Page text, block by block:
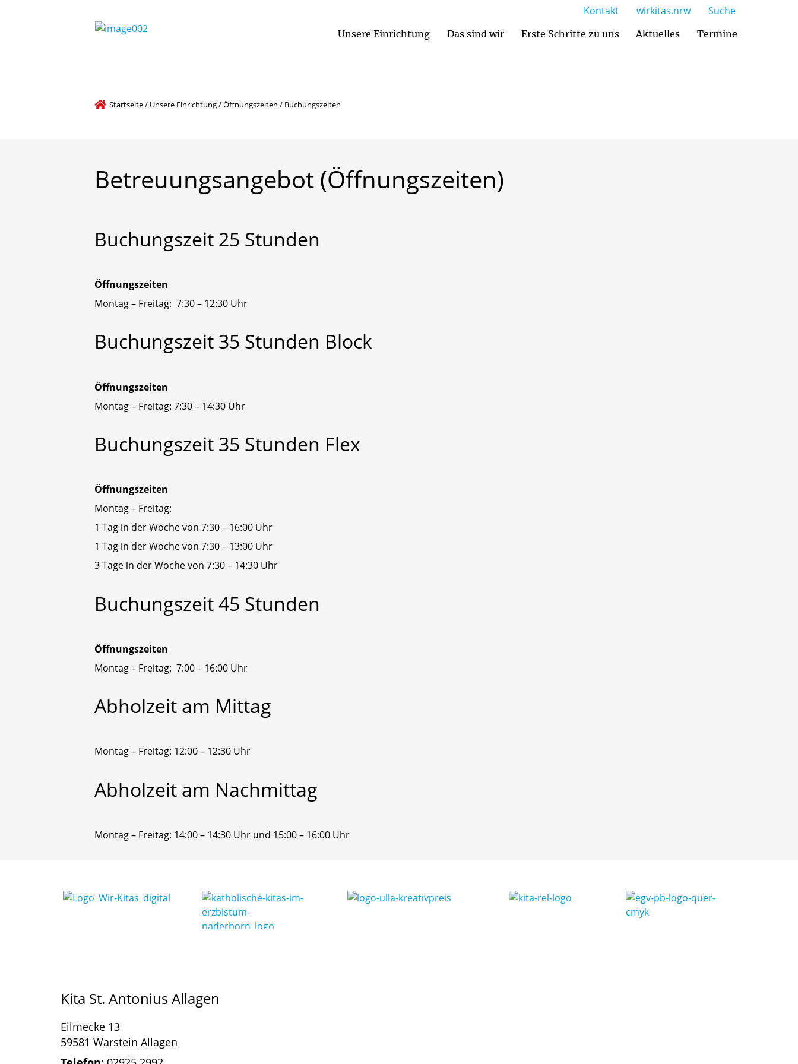
Unsere Einrichtung Das sind wir Erste Schritte zu uns Aktuelles Termine
Kontakt wirkitas.nrw Suche
Startseite/ Unsere Einrichtung/Öffnungszeiten / Buchungszeiten
Betreuungsangebot (Öffnungszeiten)
Buchungszeit 25 Stunden
Öffnungszeiten
Montag – Freitag: 7:30 – 12:30 Uhr
Buchungszeit 35 Stunden Block
Öffnungszeiten
Montag – Freitag: 7:30 – 14:30 Uhr
Buchungszeit 35 Stunden Flex
Öffnungszeiten
Montag – Freitag:
1 Tag in der Woche von 7:30 – 16:00 Uhr
1 Tag in der Woche von 7:30 – 13:00 Uhr
3 Tage in der Woche von 7:30 – 14:30 Uhr
Buchungszeit45 Stunden
Öffnungszeiten
Montag – Freitag: 7:00 – 16:00 Uhr
Abholzeit am Mittag
Montag – Freitag: 12:00 – 12:30 Uhr
Abholzeit am Nachmittag
Montag – Freitag: 14:00 – 14:30 Uhr und 15:00 – 16:00 Uhr
Kita St. Antonius Allagen
Eilmecke 13
59581 Warstein Allagen